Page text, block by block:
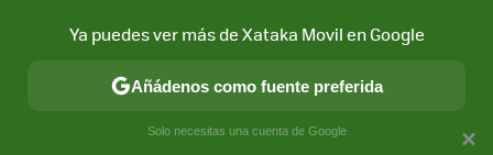
CONECTIVIDAD MÓVIL Y SOCIEDAD APLICACIONES
×
Ya puedes ver más de Xataka Movil en Google
Añádenos como fuente preferida
Solo necesitas una cuenta de Google